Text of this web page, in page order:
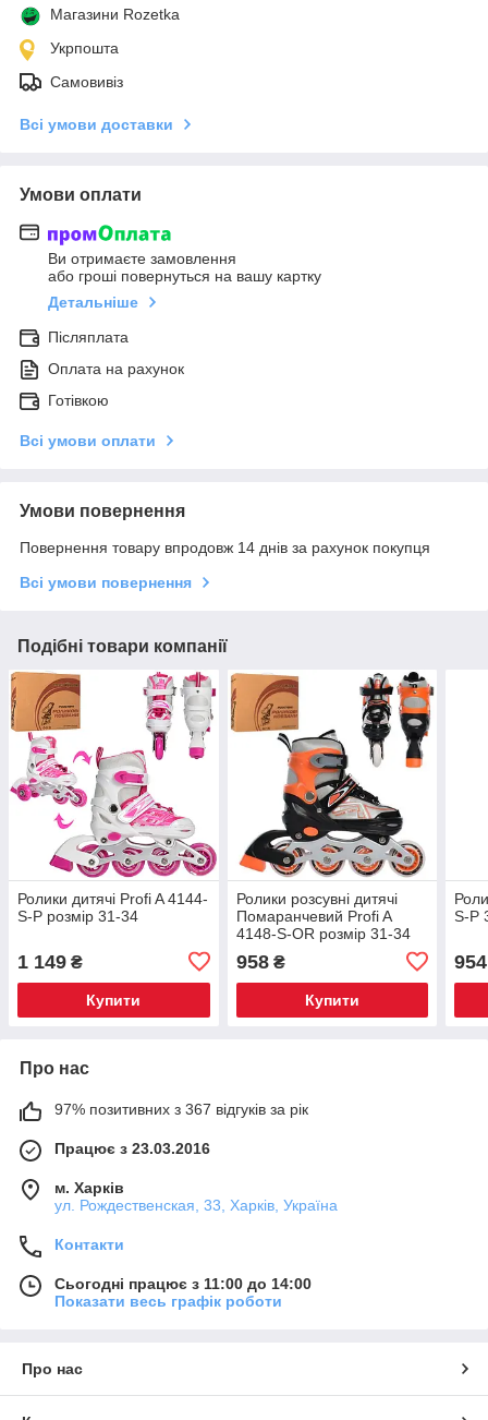
Магазини Rozetka
Укрпошта
Самовивіз
Всі умови доставки
Умови оплати
Ви отримаєте замовлення
або гроші повернуться на вашу картку
Детальніше
Післяплата
Оплата на рахунок
Готівкою
Всі умови оплати
Умови повернення
Повернення товару впродовж 14 днів за рахунок покупця
Всі умови повернення
Подібні товари компанії
Ролики дитячі Profi A 4144-
S-P розмір 31-34
1 149 ₴
Купити
Ролики розсувні дитячі
Помаранчевий Profi A
4148-S-OR розмір 31-34
958₴
Купити
S-P
954
Про нас
97% позитивних з 367 відгуків за рік
Працює з 23.03.2016
м. Харків
ул. Рождественская, 33, Харків, Україна
Контакти
Сьогодні працює з 11:00 до 14:00
Показати весь графік роботи
Про нас